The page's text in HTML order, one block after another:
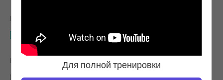
Для полной тренировки
НЕОБХОДИМОЕ ОБОРУДОВАНИЕ
Стул Wunda
НАЙТИ ПОХОЖИЕ КЛАССЫ ДЛЯ
Расширенный
40 - 50 мин Стул Wunda